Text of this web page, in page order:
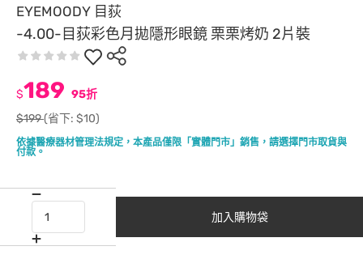
EYEMOODY 目荻
-4.00-目荻彩色月拋隱形眼鏡 栗栗烤奶 2片裝
依據醫療器材管理法規定，本產品僅限「實體門市」銷售，請選擇門市取貨與
付款。
$189 95折
$199(省下: $10)
加入購物袋